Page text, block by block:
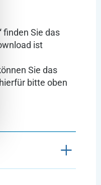
finden Sie das
ist
Sie das
bitte oben